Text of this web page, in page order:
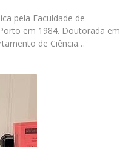
pela Faculdade de
em 1984. Doutorada em
de Ciência…